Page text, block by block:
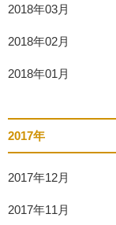
2018年03月
2018年02月
2018年01月
2017年
2017年12月
2017年11月